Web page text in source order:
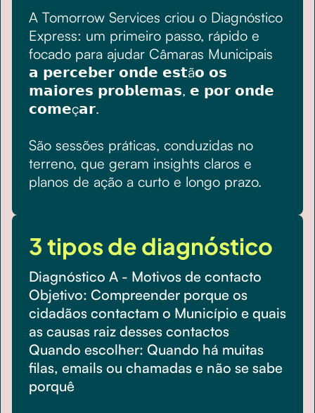
A Tomorrow Services criou o Diagnóstico
Express: um primeiro passo, rápido e
focado para ajudar Câmaras Municipais
𝗮 𝗽𝗲𝗿𝗰𝗲𝗯𝗲𝗿 𝗼𝗻𝗱𝗲 𝗲𝘀𝘁ã𝗼 𝗼𝘀
𝗺𝗮𝗶𝗼𝗿𝗲𝘀 𝗽𝗿𝗼𝗯𝗹𝗲𝗺𝗮𝘀, 𝗲 𝗽𝗼𝗿 𝗼𝗻𝗱𝗲
𝗰𝗼𝗺𝗲ç𝗮𝗿.
São sessões práticas, conduzidas no
terreno, que geram insights claros e
planos de ação a curto e longo prazo.
3 tipos de diagnóstico
Diagnóstico A - Motivos de contacto
Objetivo: Compreender porque os
cidadãos contactam o Município e quais
as causas raiz desses contactos
Quando escolher: Quando há muitas
filas, emails ou chamadas e não se sabe
porquê